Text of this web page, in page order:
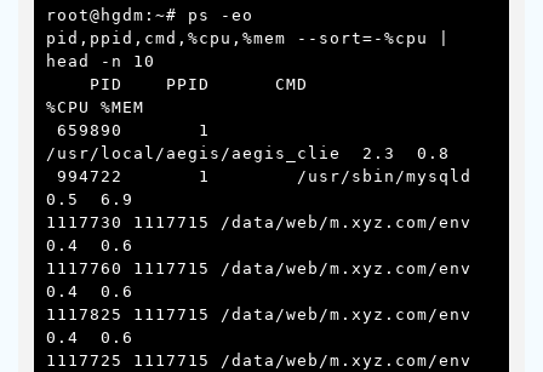
root@hgdm:~# ps -eo
pid,ppid,cmd,%cpu,%mem --sort=-%cpu |
head -n 10
%CPU %MEM
/usr/local/aegis/aegis_clie  2.3  0.8
0.5  6.9
1117730 1117715 /data/web/m.xyz.com/env
0.4  0.6
1117760 1117715 /data/web/m.xyz.com/env
0.4  0.6
1117825 1117715 /data/web/m.xyz.com/env
0.4  0.6
1117725 1117715 /data/web/m.xyz.com/env